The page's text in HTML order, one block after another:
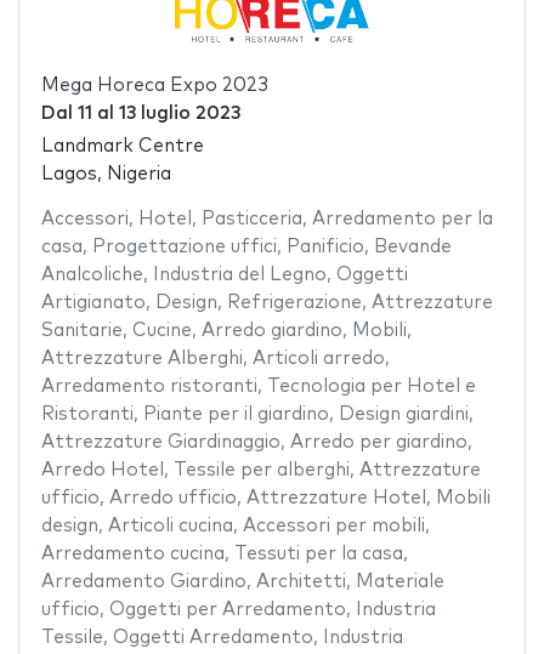
Mega Horeca Expo 2023
Dal 11 al 13 luglio 2023
Landmark Centre
Lagos, Nigeria
Accessori, Hotel , Pasticceria, Arredamento per la
casa, Progettazione uffici, Panificio, Bevande
Analcoliche, Industria del Legno, Oggetti
Artigianato, Design, Refrigerazione, Attrezzature
Sanitarie, Cucine, Arredo giardino, Mobili,
Attrezzature Alberghi, Articoli arredo,
Arredamento ristoranti,
Tecnologia per Hotel e
Ristoranti, Piante per il giardino, Design giardini,
Attrezzature Giardinaggio, Arredo per giardino,
Arredo Hotel , Tessile per alberghi, Attrezzature
ufficio, Arredo ufficio, Attrezzature Hotel , Mobili
design, Articoli cucina, Accessori per mobili,
Arredamento cucina, Tessuti per la casa,
Arredamento Giardino, Architetti, Materiale
ufficio, Oggetti per Arredamento,
Industria
Tessile, Oggetti Arredamento,
Industria